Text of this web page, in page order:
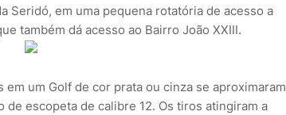
Seridó, em uma pequena rotatória de acesso a
também dá acesso ao Bairro João XXIII.
um Golf de cor prata ou cinza se aproximaram
escopeta de calibre 12. Os tiros atingiram a